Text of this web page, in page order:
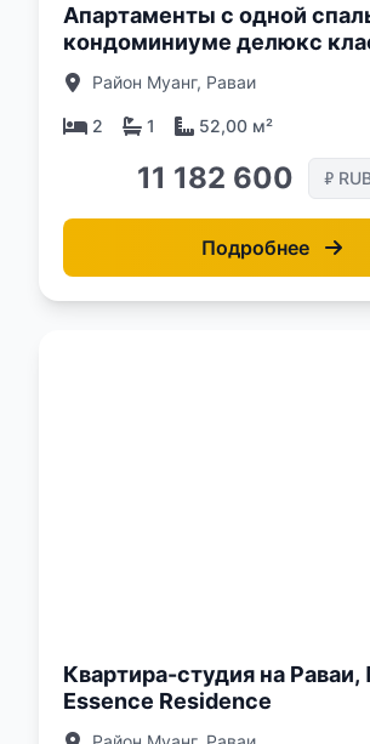
Апартаменты с одной
кондоминиуме делюкс
Раваи, Пхукет в Essence
Район Муанг, Раваи
2 1 52,00 м²
11 182 600 ₽
Подробнее
Квартира-студия на Раваи,
Essence Residence